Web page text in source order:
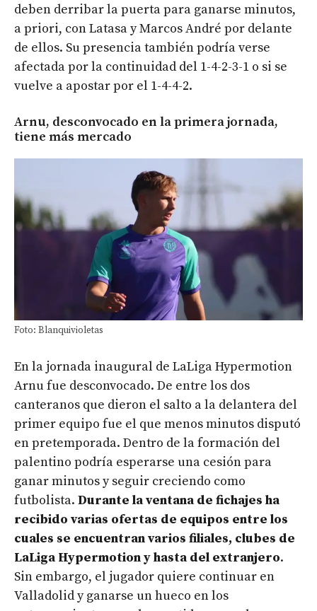
deben derribar la puerta para ganarse minutos,
a priori, con Latasa y Marcos André por delante
de ellos. Su presencia también podría verse
afectada por la continuidad del 1-4-2-3-1 o si se
vuelve a apostar por el 1-4-4-2.
Arnu, desconvocado en la primera jornada,
tiene más mercado
Foto: Blanquivioletas
En la jornada inaugural de LaLiga Hypermotion
Arnu fue desconvocado. De entre los dos
canteranos que dieron el salto a la delantera del
primer equipo fue el que menos minutos disputó
en pretemporada. Dentro de la formación del
palentino podría esperarse una cesión para
ganar minutos y seguir creciendo como
futbolista. Durante la ventana de fichajes ha
recibido varias ofertas de equipos entre los
cuales se encuentran varios filiales, clubes de
LaLiga Hypermotion y hasta del extranjero.
Sin embargo, el jugador quiere continuar en
Valladolid y ganarse un hueco en los